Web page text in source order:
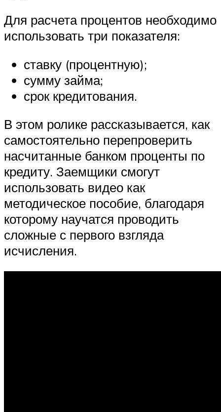
Для расчета процентов необходимо
использовать три показателя:
ставку (процентную);
сумму займа;
срок кредитования.
В этом ролике рассказывается, как
самостоятельно перепроверить
насчитанные банком проценты по
кредиту. Заемщики смогут
использовать видео как
методическое пособие, благодаря
которому научатся проводить
сложные с первого взгляда
исчисления.